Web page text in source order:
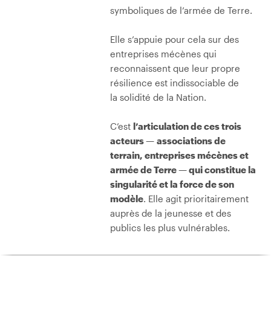
symboliques de l’armée de Terre.
Elle s’appuie pour cela sur des
entreprises mécènes qui
reconnaissent que leur propre
résilience est indissociable de
la solidité de la Nation.
C’est l’articulation de ces trois
acteurs — associations de
terrain, entreprises mécènes et
armée de Terre — qui constitue la
singularité et la force de son
modèle. Elle agit prioritairement
auprès de la jeunesse et des
publics les plus vulnérables.